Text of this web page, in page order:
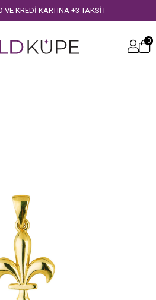
VE KREDİ KARTINA +3 TAKSİT
0